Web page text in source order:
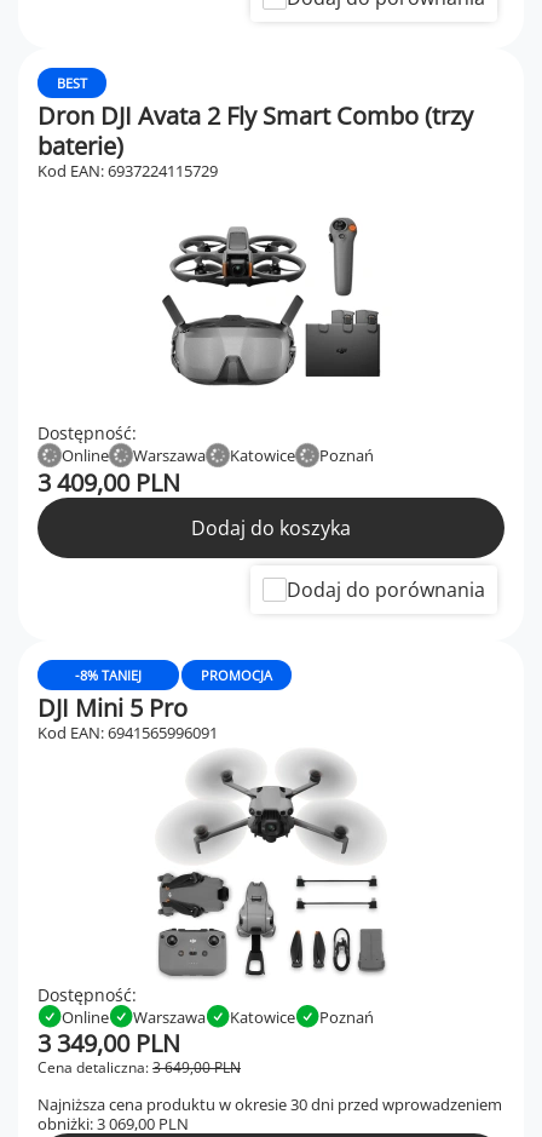
BEST
Dron DJI Avata 2 Fly Smart Combo (trzy
baterie)
Kod EAN: 6937224115729
Dostępność:
Online Warszawa Katowice Poznań
3 409,00 PLN
Dodaj do koszyka
Dodaj do porównania
PROMOCJA
-8% TANIEJ
DJI Mini 5 Pro
Kod EAN: 6941565996091
Dostępność:
Online Warszawa Katowice Poznań
Cena detaliczna:3 649,00 PLN
3 349,00 PLN
Najniższa cena produktu w okresie 30 dni przed wprowadzeniem
obniżki:3 069,00 PLN